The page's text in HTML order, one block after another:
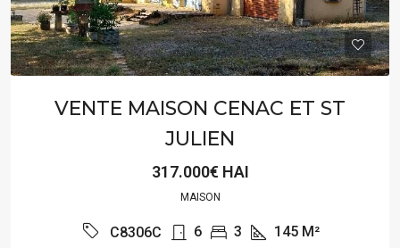
VENTE MAISON CENAC ET ST
JULIEN
317.000€ HAI
MAISON
C8306C 6 3 145 M²